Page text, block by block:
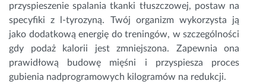
przyspieszenie spalania tkanki tłuszczowej, postaw na
specyfiki z l-tyrozyną. Twój organizm wykorzysta ją
jako dodatkową energię do treningów, w szczególności
gdy podaż kalorii jest zmniejszona. Zapewnia ona
prawidłową budowę mięśni i przyspiesza proces
gubienia nadprogramowych kilogramów na redukcji.